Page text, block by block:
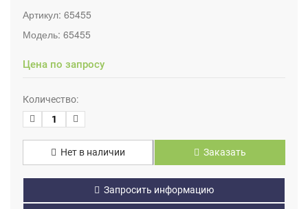
Артикул: 65455
Модель: 65455
Цена по запросу
Количество:
Нет в наличии Заказать
Запросить информацию